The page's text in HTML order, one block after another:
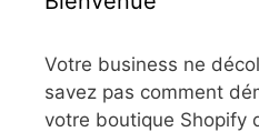
Votre business ne
savez pas comment
votre boutique Shopify